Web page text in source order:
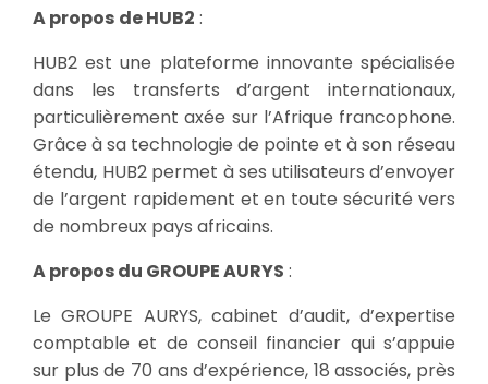
A propos deHUB2 :
HUB2 est une plateforme innovante spécialisée
dans les transferts d’argent internationaux,
particulièrement axée sur l’Afrique francophone.
Grâce à sa technologie de pointe et à son réseau
étendu, HUB2 permet à ses utilisateurs d’envoyer
de l’argent rapidement et en toute sécurité vers
de nombreux pays africains.
A propos du GROUPE AURYS :
Le GROUPE AURYS, cabinet d’audit, d’expertise
comptable et de conseil financier qui s’appuie
sur plus de 70 ans d’expérience, 18 associés, près